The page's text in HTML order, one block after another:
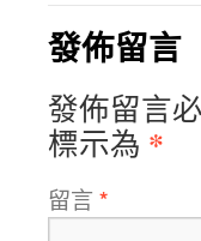
發佈留言
發佈留言
標示為 *
留言 *